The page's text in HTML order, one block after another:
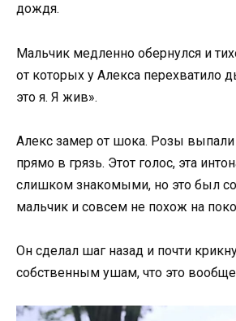
дождя.
Мальчик медленно обернулся и
от которых у Алекса перехватило
это я. Я жив».
Алекс замер от шока. Розы выпали
прямо в грязь. Этот голос, эта
слишком знакомыми, но это был
мальчик и совсем не похож на
Он сделал шаг назад и почти
собственным ушам, что это